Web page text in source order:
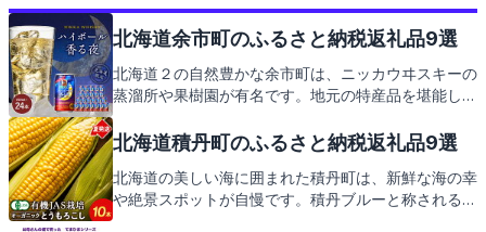
北海道余市町のふるさと納税返礼品9選
北海道２の自然豊かな余市町は、ニッカウヰスキーの
蒸溜所や果樹園が有名です。地元の特産品を堪能しな
介もお楽しみに。
北海道積丹町のふるさと納税返礼品9選
北海道の美しい海に囲まれた積丹町は、新鮮な海の幸
や絶景スポットが自慢です。積丹ブルーと称される海